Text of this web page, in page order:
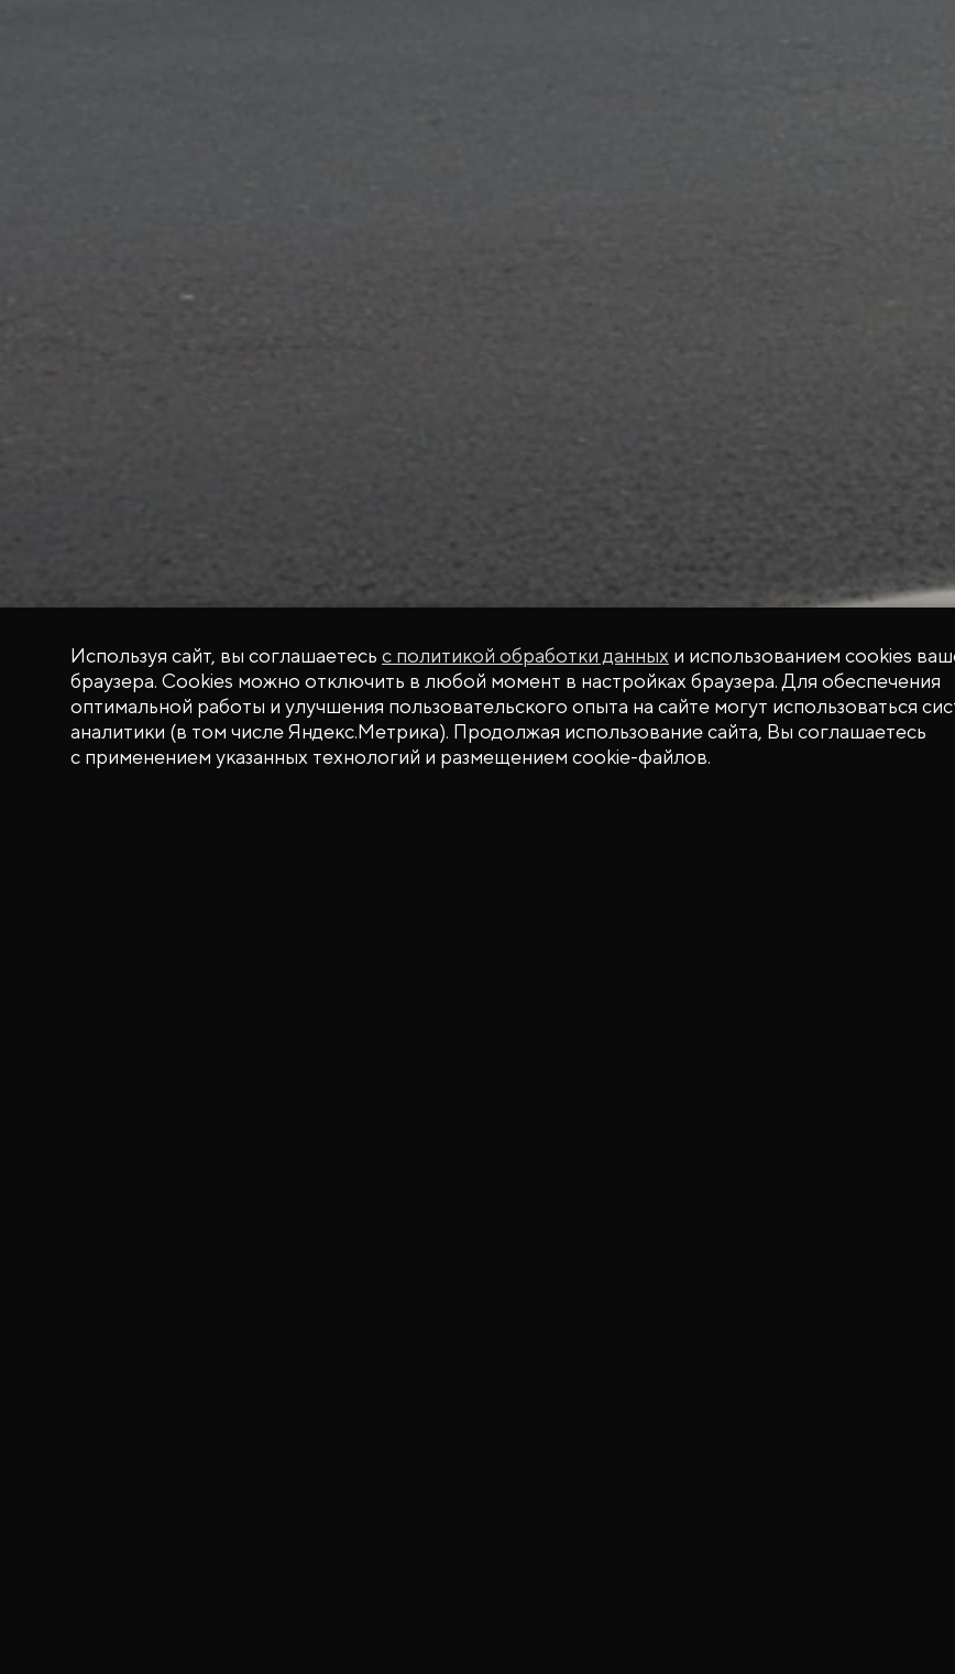
Используя сайт, вы соглашаетесь с политикой обработки данных и использованием cookies
браузера. Cookies можно отключить в любой момент в настройках браузера. Для обеспечения
оптимальной работы и улучшения пользовательского опыта на сайте могут использоваться
аналитики (в том числе Яндекс.Метрика). Продолжая использование сайта, Вы соглашаетесь
с применением указанных технологий и размещением cookie-файлов.